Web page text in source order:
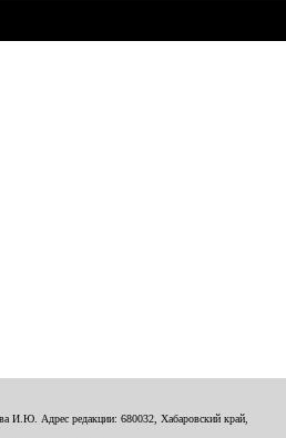
И.Ю. Адрес редакции: 680032, Хабаровский край,